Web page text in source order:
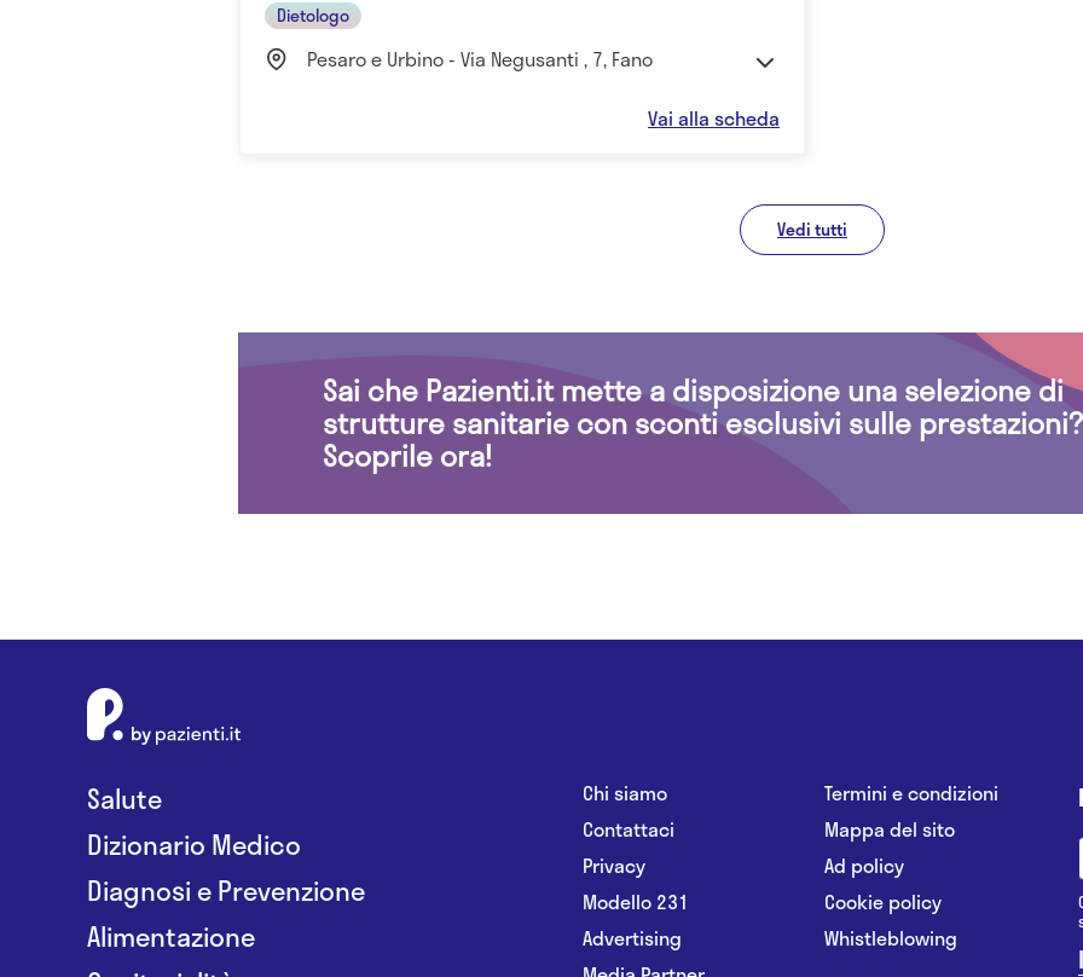
Dietologo
Pesaro e Urbino - Via Negusanti , 7, Fano
Vai alla scheda
Vedi tutti
Sai che Pazienti.it mette a disposizione una selezione di
strutture sanitarie con sconti esclusivi sulle prestazioni?
Scoprile ora!
Salute
Dizionario Medico
Diagnosi e Prevenzione
Alimentazione
Chi siamo
Contattaci
Privacy
Modello 231
Advertising
Termini e condizioni
Mappa del sito
Ad policy
Cookie policy
Whistleblowing